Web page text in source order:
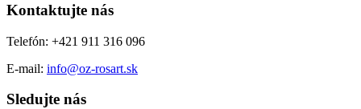
Kontaktujte nás
Telefón: +421 911 316 096
E-mail: info@oz-rosart.sk
Sledujte nás